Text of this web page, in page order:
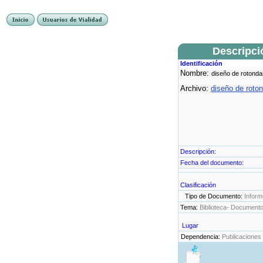
Identificación
Nombre: diseño de
Archivo: diseño de
Descripción:
Fecha del documento:
Clasificación
Tipo de Documento:
Tema: Biblioteca-
Lugar
Dependencia: Publicaciones